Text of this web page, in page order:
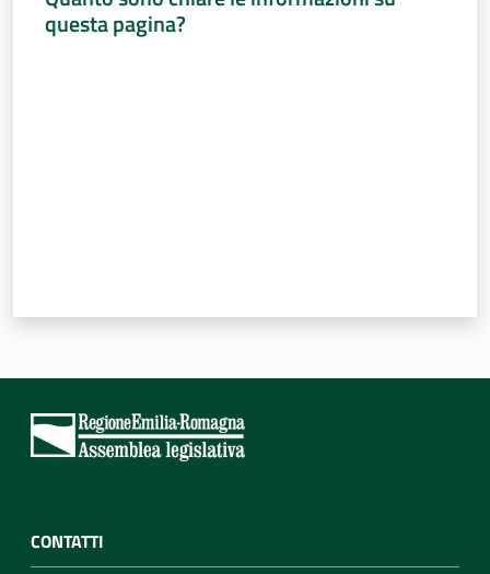
Per i cittadini
questa pagina?
CONTATTI